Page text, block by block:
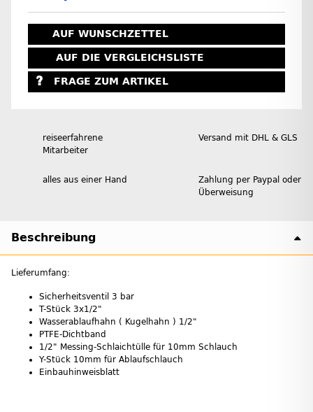
AUF WUNSCHZETTEL
AUF DIE VERGLEICHSLISTE
FRAGE ZUM ARTIKEL
reiseerfahrene
Mitarbeiter
Versand mit DHL & GLS
alles aus einer Hand
Zahlung per Paypal oder
Überweisung
Beschreibung
Lieferumfang:
Sicherheitsventil 3 bar
T-Stück 3x1/2"
Wasserablaufhahn ( Kugelhahn ) 1/2"
PTFE-Dichtband
1/2" Messing-Schlaichtülle für 10mm Schlauch
Y-Stück 10mm für Ablaufschlauch
Einbauhinweisblatt